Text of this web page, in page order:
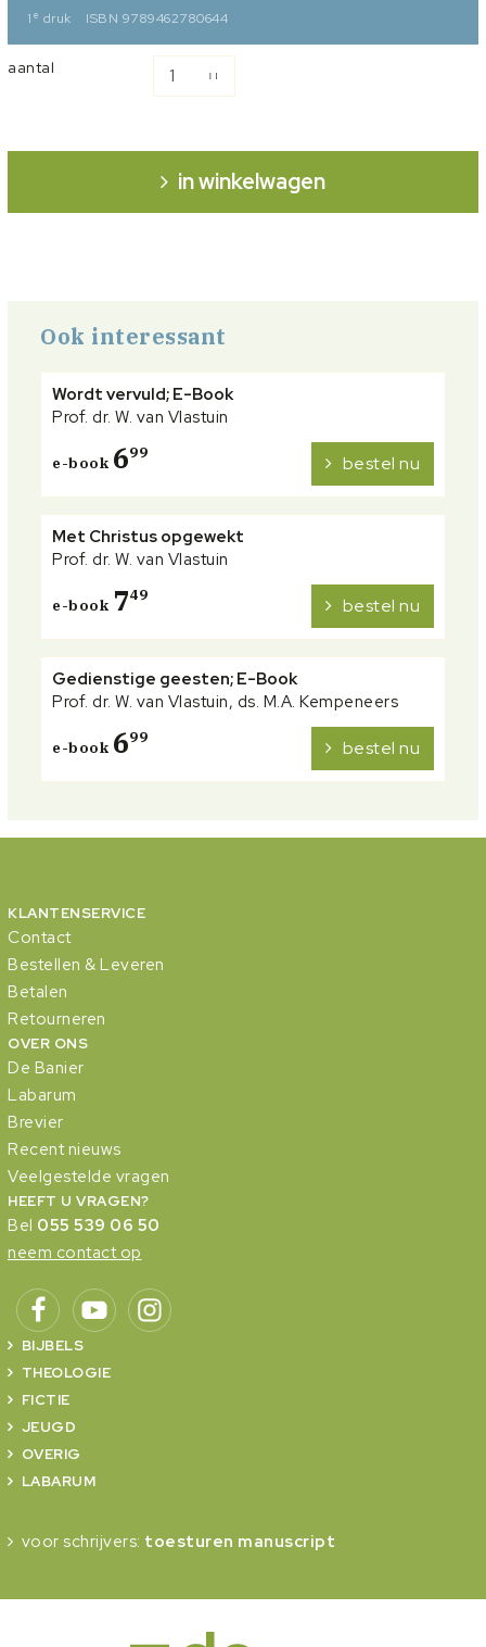
1 e druk ISBN 9789462780644
aantal
in winkelwagen
Ook interessant
Wordt vervuld; E-Book
Prof. dr. W. van Vlastuin
e-book 699 bestel nu
Met Christus opgewekt
Prof. dr. W. van Vlastuin
e-book 749 bestel nu
Gedienstige geesten; E-Book
Prof. dr. W. van Vlastuin, ds. M.A. Kempeneers
e-book 699 bestel nu
KLANTENSERVICE
Contact
Bestellen & Leveren
Betalen
Retourneren
OVER ONS
De Banier
Labarum
Brevier
Recent nieuws
Veelgestelde vragen
HEEFT U VRAGEN?
Bel 055 539 06 50
neem contact op
BIJBELS
THEOLOGIE
FICTIE
JEUGD
OVERIG
LABARUM
voor schrijvers: toesturen manuscript